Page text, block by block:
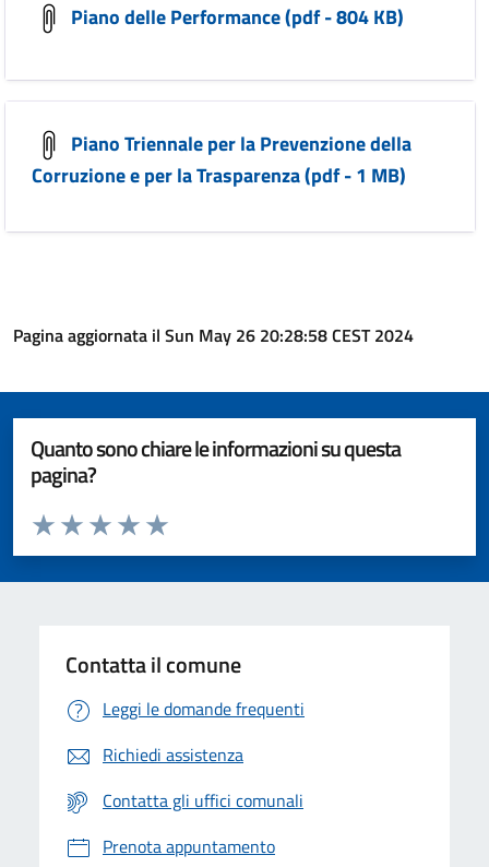
Piano delle Performance (pdf - 804 KB)
Piano Triennale per la Prevenzione della
Corruzione e per la Trasparenza (pdf - 1 MB)
Pagina aggiornata il Sun May 26 20:28:58 CEST 2024
Quanto sono chiare le informazioni su questa
pagina?
Valuta da 1 a 5 stelle la pagina
Valuta 5 stelle su 5
Valuta 4 stelle su 5
Valuta 3 stelle su 5
Valuta 2 stelle su 5
Valuta 1 stelle su 5
Contatta il comune
Leggi le domande frequenti
Richiedi assistenza
Contatta gli uffici comunali
Prenota appuntamento